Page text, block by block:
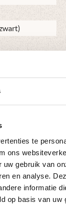
te
ons
uw gebruik van
en analyse.
informatie
op basis van uw
Na enige tijd
is een